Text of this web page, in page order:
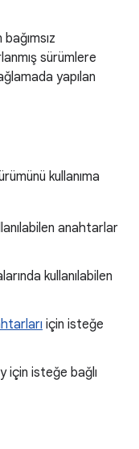
bağımsız
sürümlere
yapılan
kullanıma
anahtarlar
kullanılabilen
için isteğe
isteğe bağlı